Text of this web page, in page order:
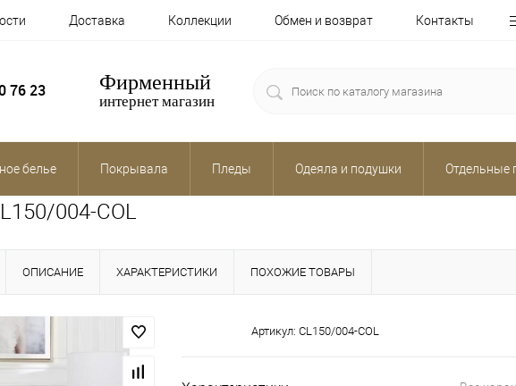
Доставка Коллекции Обмен и возврат Контакты
76 23 Фирменный
интернет магазин
белье Покрывала Пледы Одеяла и подушки Отдельные
004-COL
ОПИСАНИЕ ХАРАКТЕРИСТИКИ ПОХОЖИЕ ТОВАРЫ
Артикул: CL150/004-COL